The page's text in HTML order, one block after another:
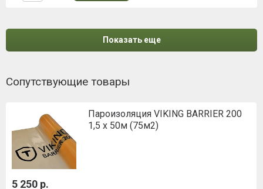
Показать еще
Сопутствующие товары
Пароизоляция VIKING BARRIER 200
1,5 х 50м (75м2)
5 250 р.